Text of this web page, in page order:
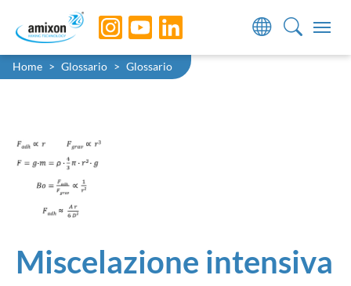
Skip to main navigation
Skip to main content
Skip to page footer
You are here:
Home Glossario Glossario
Miscelazione intensiva